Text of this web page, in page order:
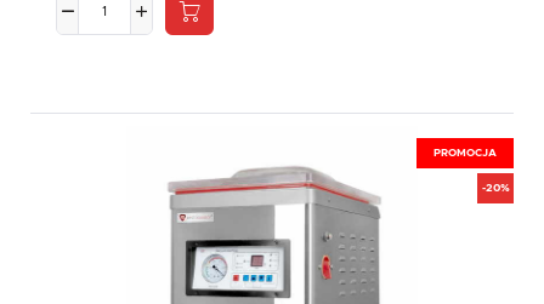
PROMOCJA
-20%